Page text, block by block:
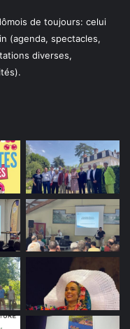
de toujours: celui
(agenda, spectacles,
diverses,